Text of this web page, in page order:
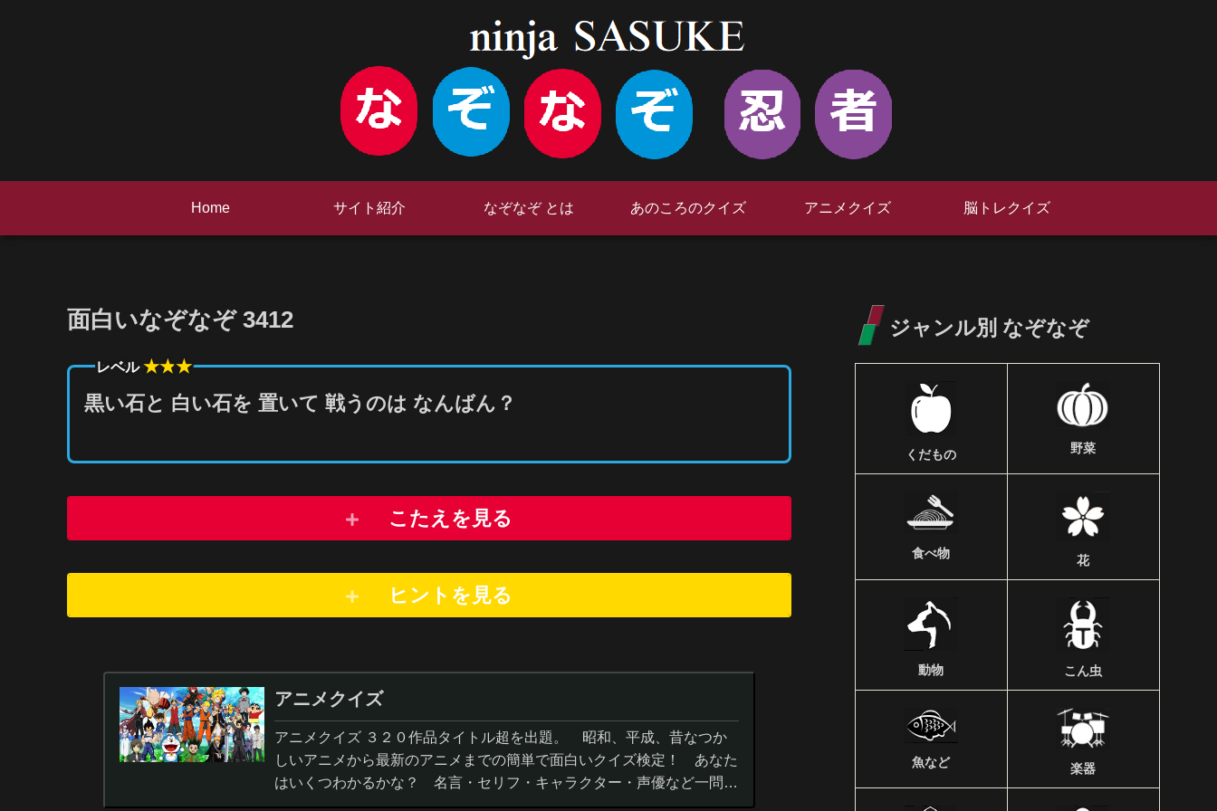
Home サイト紹介 なぞなぞ とは あのころのクイズ アニメクイズ 脳トレクイズ
面白いなぞなぞ 3412
レベル★★★
黒い石と 白い石を 置いて 戦うのは なんばん？
こたえを見る
ヒントを 見る
アニメクイズ
アニメクイズ ３２０作品タイトル超を出題。 昭和、平成、昔なつか
しいアニメから最新のアニメまでの簡単で面白いクイズ検定！ あなた
はいくつわかるかな？ 名言・セリフ・キャラクター・声優など一問一
答から3択・4択問題までの小学生の簡単問題から難...
ジャンル別 なぞなぞ
くだもの 野菜
食べ物 花
動物 こん虫
魚など 楽器